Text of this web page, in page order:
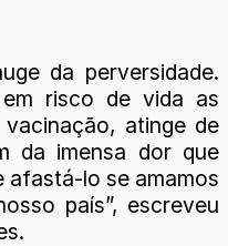
da perversidade.
risco de vida as
atinge de
da imensa dor que
afastá-lo se amamos
país”, escreveu